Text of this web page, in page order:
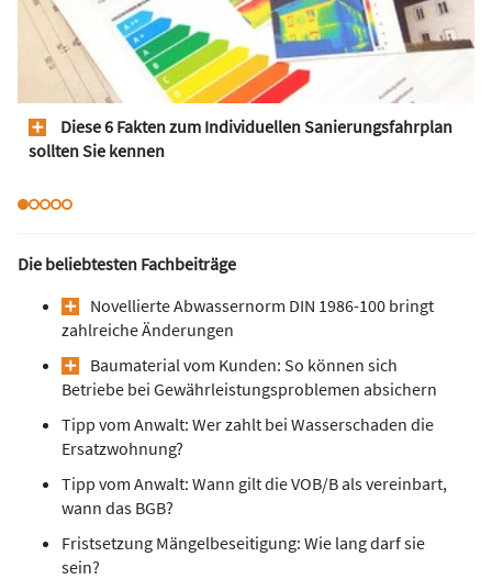
Diese 6 Fakten zum Individuellen Sanierungsfahrplan
sollten Sie kennen
Die beliebtesten Fachbeiträge
Novellierte Abwassernorm DIN 1986-100 bringt
zahlreiche Änderungen
Baumaterial vom Kunden: So können sich
Betriebe bei Gewährleistungsproblemen absichern
Tipp vom Anwalt: Wer zahlt bei Wasserschaden die
Ersatzwohnung?
Tipp vom Anwalt: Wann gilt die VOB/B als vereinbart,
wann das BGB?
Fristsetzung Mängelbeseitigung: Wie lang darf sie
sein?